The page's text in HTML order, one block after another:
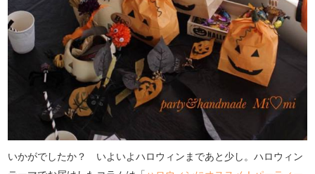
いかがでしたか？ いよいよハロウィンまであと少し。ハロウィン